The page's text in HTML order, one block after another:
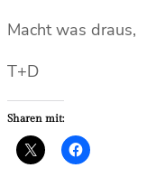
Macht was draus,
T+D
Sharen mit: